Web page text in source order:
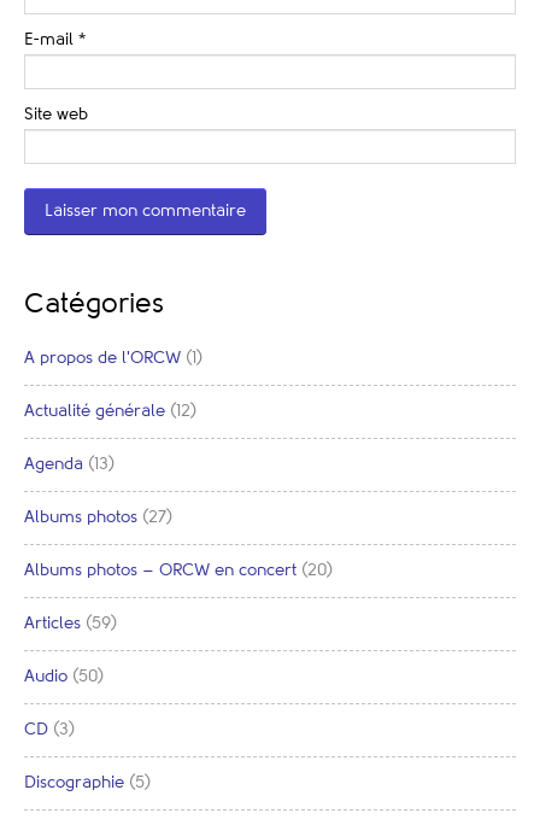
E-mail *
Site web
Catégories
A propos de l'ORCW (1)
Actualité générale (12)
Agenda (13)
Albums photos (27)
Albums photos – ORCW en concert (20)
Articles (59)
Audio (50)
CD (3)
Discographie (5)